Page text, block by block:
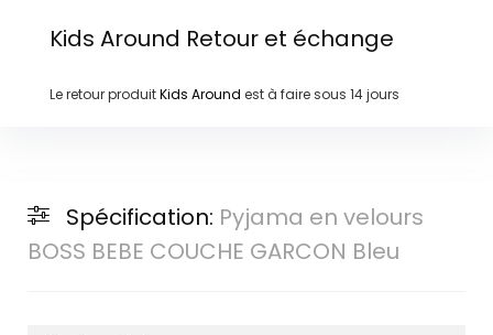
Kids Around Retour et échange
Le retour produitKids Around est à faire sous 14 jours
Spécification: Pyjama en velours
BOSS BEBE COUCHE GARCON Bleu